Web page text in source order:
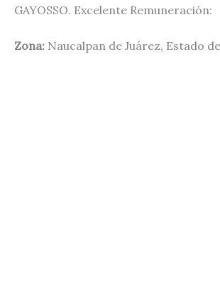
GAYOSSO. Excelente Remuneración:
Zona: Naucalpan de Juárez, Estado